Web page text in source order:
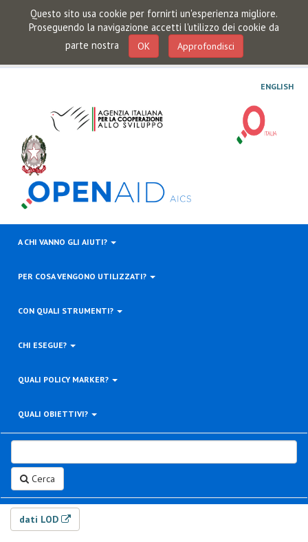
Questo sito usa cookie per fornirti un'esperienza migliore.
Proseguendo la navigazione accetti l'utilizzo dei cookie da
parte nostra
OK Approfondisci
ENGLISH
A CHI VANNO GLI AIUTI?
PER COSA VENGONO UTILIZZATI?
CON QUALI STRUMENTI?
CHI ESEGUE?
QUALI POLICY MARKER?
QUALI OBIETTIVI?
Cerca
dati LOD